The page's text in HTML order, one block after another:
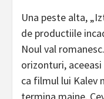
Una peste alta,
de productiile
Noul val
orizonturi,
ca filmul lui Kalev
termina maine.